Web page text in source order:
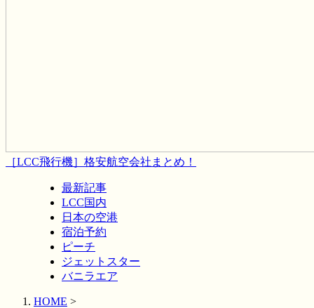
［LCC飛行機］格安航空会社まとめ！
最新記事
LCC国内
日本の空港
宿泊予約
ピーチ
ジェットスター
バニラエア
HOME >